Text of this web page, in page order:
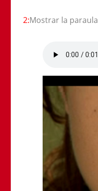
2:Mostrar la paraula